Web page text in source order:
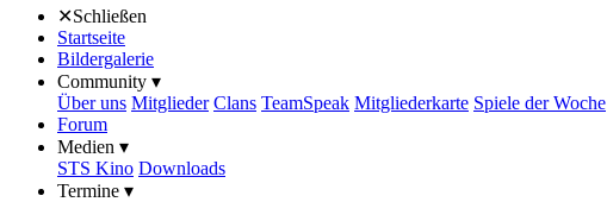
✕Schließen
Startseite
Bildergalerie
Community ▾
Über uns Mitglieder Clans TeamSpeak Mitgliederkarte Spiele der Woche
Forum
Medien ▾
STS Kino Downloads
Termine ▾